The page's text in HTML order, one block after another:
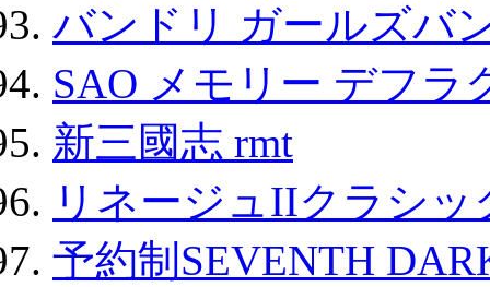
バンドリ ガールズバ
SAO メモリー デフラ
新三國志 rmt
リネージュIIクラシ
予約制SEVENTH